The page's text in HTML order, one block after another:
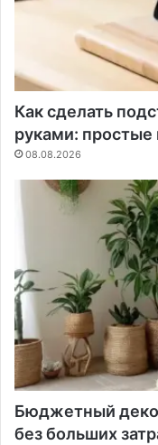
Как сделать
руками: простые
08.08.2026
Бюджетный
без больших